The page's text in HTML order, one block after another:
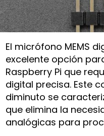
El micrófono MEMS
excelente opción
Raspberry Pi que
digital precisa. Este
diminuto se
que elimina la
analógicas para